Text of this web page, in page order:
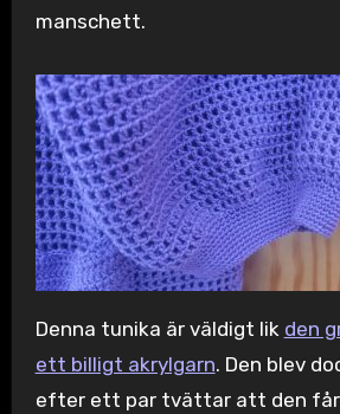
manschett.
Denna tunika är väldigt lik den
ett billigt akrylgarn. Den blev
efter ett par tvättar att den får